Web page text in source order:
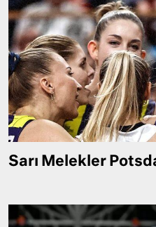
Sarı Melekler